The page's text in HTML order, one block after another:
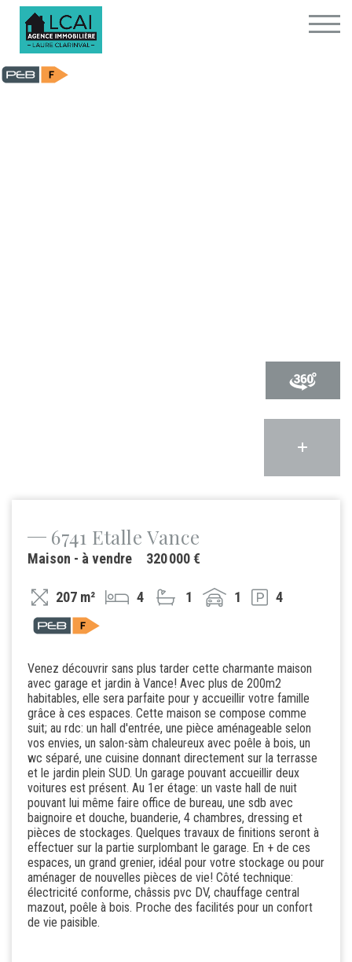
6741 Etalle Vance
320 000 €
Maison - à vendre
207 m² 4 1 1 4
Venez découvrir sans plus tarder cette charmante maison
avec garage et jardin à Vance! Avec plus de 200m2
habitables, elle sera parfaite pour y accueillir votre famille
grâce à ces espaces. Cette maison se compose comme
suit; au rdc: un hall d'entrée, une pièce aménageable selon
vos envies, un salon-sàm chaleureux avec poêle à bois, un
wc séparé, une cuisine donnant directement sur la terrasse
et le jardin plein SUD. Un garage pouvant accueillir deux
voitures est présent. Au 1er étage: un vaste hall de nuit
pouvant lui même faire office de bureau, une sdb avec
baignoire et douche, buanderie, 4 chambres, dressing et
pièces de stockages. Quelques travaux de finitions seront à
effectuer sur la partie surplombant le garage. En + de ces
espaces, un grand grenier, idéal pour votre stockage ou pour
aménager de nouvelles pièces de vie! Côté technique:
électricité conforme, châssis pvc DV, chauffage central
mazout, poêle à bois. Proche des facilités pour un confort
de vie paisible.